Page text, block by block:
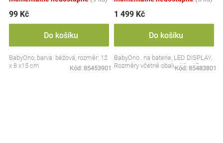
99 Kč
Do košíku
BabyOno, barva: béžová, rozměr: 12
x 8 x15 cm
Kód: 85453901
1 499 Kč
Do košíku
BabyOno , na baterie, LED DISPLAY,
Rozměry včetně obalu: 19 x 13 cm.
Kód: 85483801